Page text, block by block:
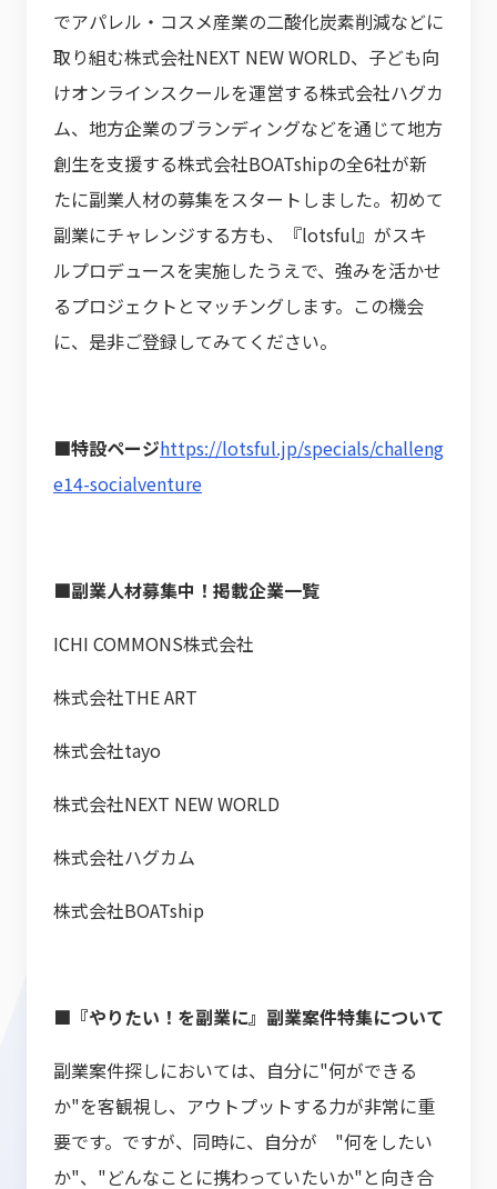
でアパレル・コスメ産業の二酸化炭素削減などに
取り組む株式会社NEXT NEW WORLD、子ども向
けオンラインスクールを運営する株式会社ハグカ
ム、地方企業のブランディングなどを通じて地方
創生を支援する株式会社BOATshipの全6社が新
たに副業人材の募集をスタートしました。初めて
副業にチャレンジする方も、『lotsful』がスキ
ルプロデュースを実施したうえで、強みを活かせ
るプロジェクトとマッチングします。この機会
に、是非ご登録してみてください。
■特設ページhttps://lotsful.jp/specials/challeng
e14-socialventure
■副業人材募集中！掲載企業一覧
ICHI COMMONS株式会社
株式会社THE ART
株式会社tayo
株式会社NEXT NEW WORLD
株式会社ハグカム
株式会社BOATship
■『やりたい！を副業に』副業案件特集について
副業案件探しにおいては、自分に"何ができる
か"を客観視し、アウトプットする力が非常に重
要です。ですが、同時に、自分が "何をしたい
か"、"どんなことに携わっていたいか"と向き合